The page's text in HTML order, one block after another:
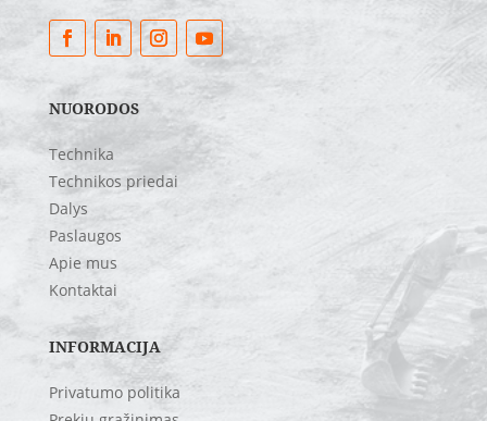
NUORODOS
Technika
Technikos priedai
Dalys
Paslaugos
Apie mus
Kontaktai
INFORMACIJA
Privatumo politika